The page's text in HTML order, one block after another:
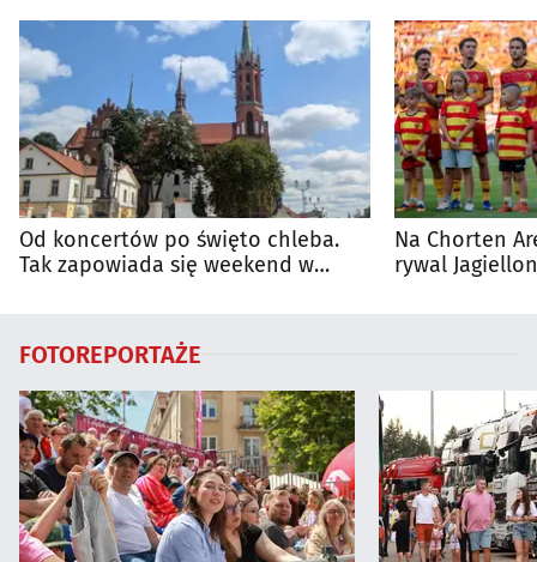
Od koncertów po święto chleba.
Tak zapowiada się weekend w
Na Chorten
rywal
FOTOREPORTAŻE